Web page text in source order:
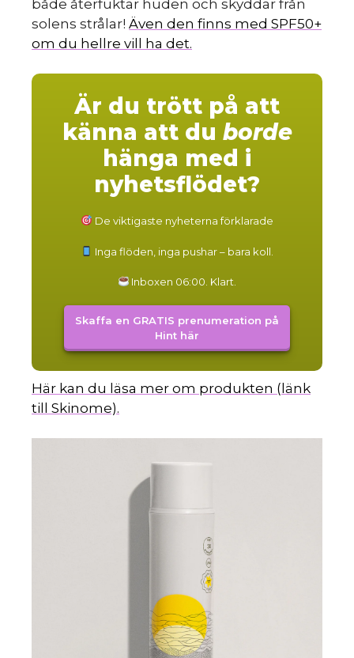
både återfuktar huden och skyddar från
solens strålar! Även den finns med SPF50+
om du hellre vill ha det.
Är du trött på att
känna att du borde
hänga med i
nyhetsflödet?
De viktigaste nyheterna förklarade
Inga flöden, inga pushar – bara koll.
Inboxen 06:00. Klart.
Skaffa en GRATIS prenumeration på
Hint här
Här kan du läsa mer om produkten (länk
till Skinome).